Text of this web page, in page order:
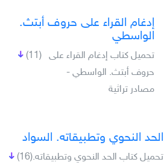
إدغام القراء على حروف أبتث.
الواسطي
(11)
تحميل كتاب إدغام القراء على
حروف أبتث. الواسطي -
مصادر تراثية
الحد النحوي وتطبيقاته. السواد
(16)تحميل كتاب الحد النحوي وتطبيقاته.